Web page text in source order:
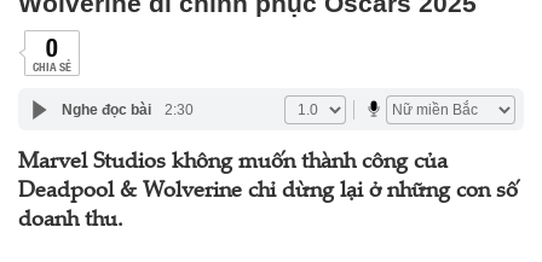
0
CHIA SẺ
Nghe đọc bài 2:30
Marvel Studios không muốn thành công của
Deadpool & Wolverine chỉ dừng lại ở những con số
doanh thu.